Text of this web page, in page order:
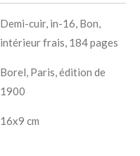
Demi-cuir, in-16, Bon,
intérieur frais, 184 pages
Borel, Paris, édition de
1900
16x9 cm